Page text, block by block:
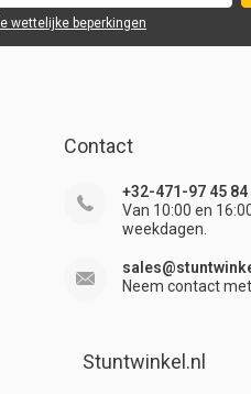
wettelijke beperkingen
Contact
+32-471-97 45 84
Van 10:00 en
weekdagen.
Neem contact
Stuntwinkel.nl